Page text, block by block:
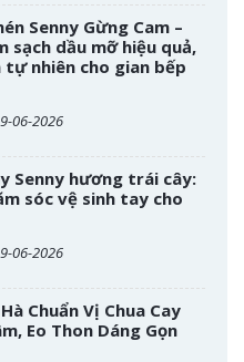
Senny Gừng Cam –
sạch dầu mỡ hiệu quả,
nhiên cho gian bếp
06-2026
Senny hương trái cây:
sóc vệ sinh tay cho
06-2026
Chuẩn Vị Chua Cay
Eo Thon Dáng Gọn